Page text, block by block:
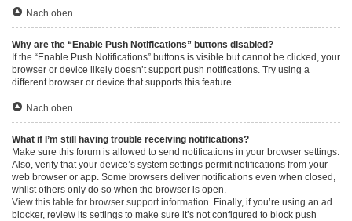
Nach oben
Why are the “Enable Push Notifications” buttons disabled?
If the “Enable Push Notifications” buttons is visible but cannot be clicked, your
browser or device likely doesn’t support push notifications. Try using a
different browser or device that supports this feature.
Nach oben
What if I’m still having trouble receiving notifications?
Make sure this forum is allowed to send notifications in your browser settings.
Also, verify that your device’s system settings permit notifications from your
web browser or app. Some browsers deliver notifications even when closed,
whilst others only do so when the browser is open.
View this table for browser support information. Finally, if you’re using an ad
blocker, review its settings to make sure it’s not configured to block push